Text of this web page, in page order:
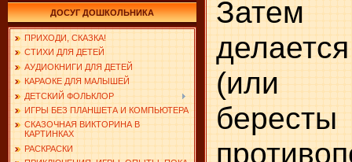
ДОСУГ ДОШКОЛЬНИКА
ПРИХОДИ, СКАЗКА!
СТИХИ ДЛЯ ДЕТЕЙ
АУДИОКНИГИ ДЛЯ ДЕТЕЙ
КАРАОКЕ ДЛЯ МАЛЫШЕЙ
ДЕТСКИЙ ФОЛЬКЛОР
ИГРЫ БЕЗ ПЛАНШЕТА И КОМПЬЮТЕРА
СКАЗОЧНАЯ ВИКТОРИНА В
КАРТИНКАХ
РАСКРАСКИ
Затем
(или